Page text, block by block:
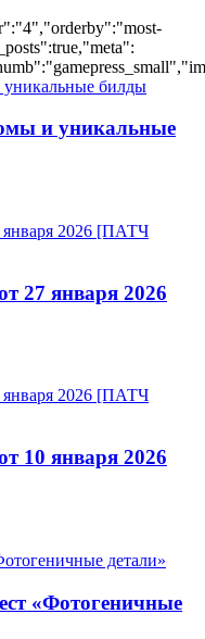
и уникальные
27 января 2026
10 января 2026
«Фотогеничные